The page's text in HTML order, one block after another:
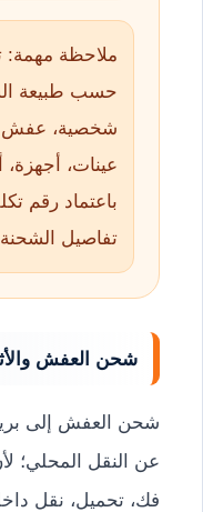
ملاحظة مهمة:
حسب طبيعة
شخصية، عفش
عينات، أجهزة،
باعتماد رقم
تفاصيل
شحن العفش
شحن العفش إلى
عن النقل المحلي؛
فك، تحميل، نقل